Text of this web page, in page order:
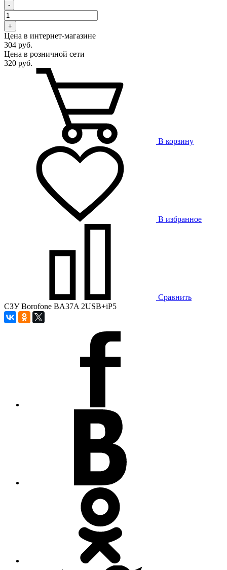
-
+
Цена в интернет-магазине
304 руб.
Цена в розничной сети
320 руб.
В корзину
В избранное
Сравнить
СЗУ Borofone BA37A 2USB+iP5